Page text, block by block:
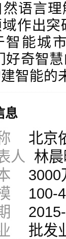
语言
作出
智能城
好奇智
智能的
息
北京
人
林
3000
100-
批发